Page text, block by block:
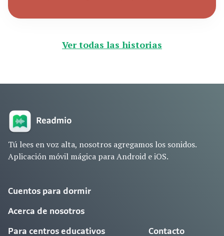
Ver todas las historias
Tú lees en voz alta, nosotros agregamos los sonidos.
Aplicación móvil mágica para Android e iOS.
Cuentos para dormir
Acerca de nosotros
Para centros educativos Contacto